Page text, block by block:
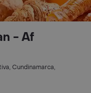
- Af
Cundinamarca,